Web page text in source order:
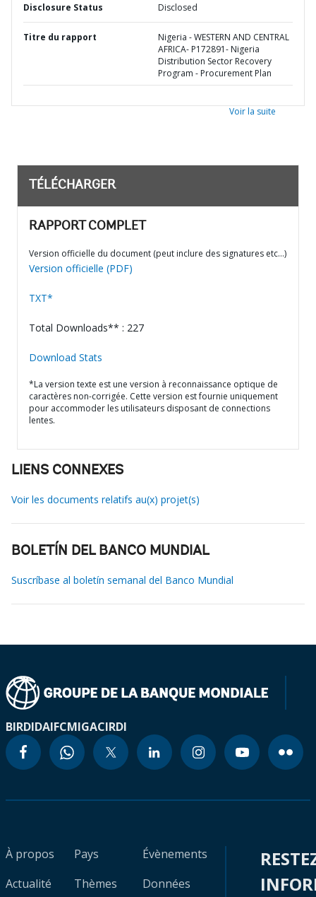
Disclosure Status Disclosed
Titre du rapport
Nigeria - WESTERN AND CENTRAL
AFRICA- P172891- Nigeria
Distribution Sector Recovery
Program - Procurement Plan
Voir la suite
TÉLÉCHARGER
RAPPORT COMPLET
Version officielle du document (peut inclure des signatures etc…)
Version officielle (PDF)
TXT*
Total Downloads** : 227
Download Stats
*La version texte est une version à reconnaissance optique de
caractères non-corrigée. Cette version est fournie uniquement
pour accommoder les utilisateurs disposant de connections
lentes.
LIENS CONNEXES
Voir les documents relatifs au(x) projet(s)
BOLETÍN DEL BANCO MUNDIAL
Suscríbase al boletín semanal del Banco Mundial
BIRDIDAIFCMIGACIRDI
À propos
Actualité
Pays
Thèmes
Évènements
Données